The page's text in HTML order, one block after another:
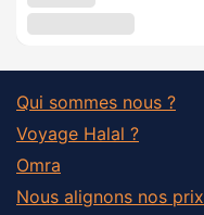
Qui sommes nous ?
Voyage Halal ?
Omra
Nous alignons nos prix